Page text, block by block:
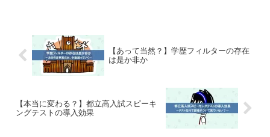
【あって当然？】学歴フィルターの存在
は是か非か
【本当に変わる？】都立高入試スピーキ
ングテストの導入効果